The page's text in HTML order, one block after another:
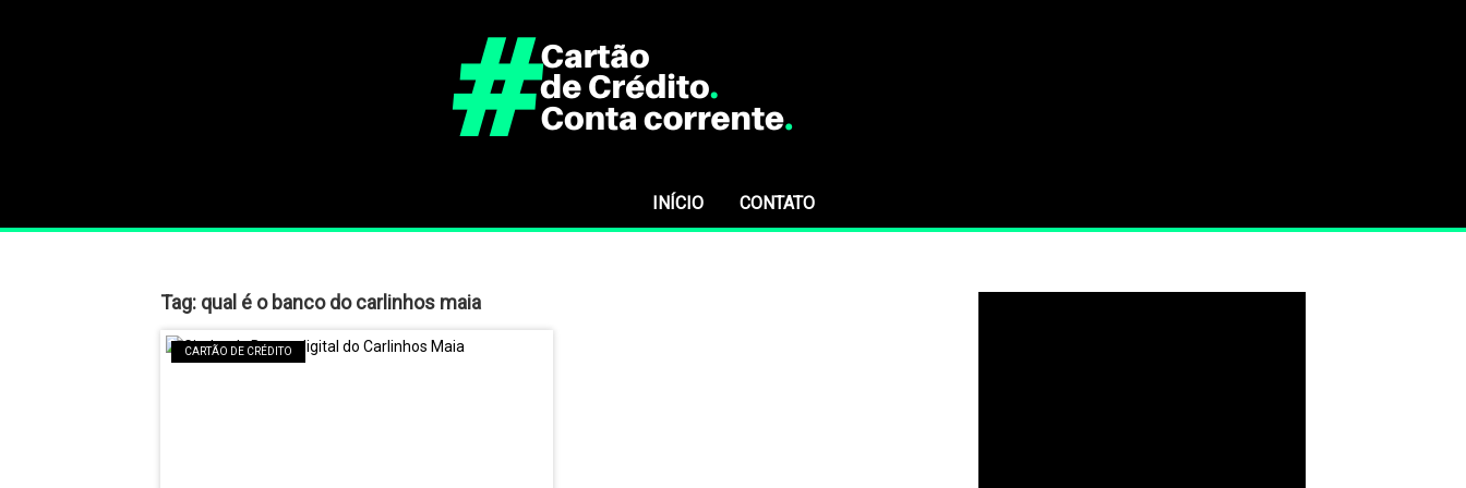
INÍCIO CONTATO
Tag: qual é o banco do carlinhos maia
CARTÃO DE CRÉDITO